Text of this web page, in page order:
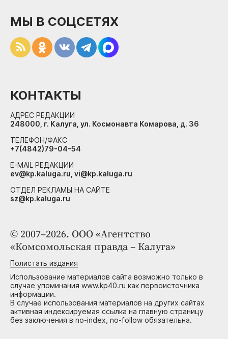
© 2007–2026. ООО «Агентство
«Комсомольская правда – Калуга»
Полистать издания
Использование материалов сайта возможно только в
случае упоминания www.kp40.ru как первоисточника
информации.
В случае использования материалов на других сайтах
активная индексируемая ссылка на главную страницу
без заключения в no-index, no-follow обязательна.
МЫ В СОЦСЕТЯХ
КОНТАКТЫ
АДРЕС РЕДАКЦИИ
248000, г. Калуга, ул. Космонавта Комарова, д. 36
ТЕЛЕФОН/ФАКС
+7(4842)79-04-54
E-MAIL РЕДАКЦИИ
ev@kp.kaluga.ru, vi@kp.kaluga.ru
ОТДЕЛ РЕКЛАМЫ НА САЙТЕ
sz@kp.kaluga.ru